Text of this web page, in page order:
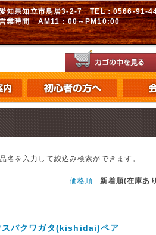
知県知立市鳥居3-2-7 TEL：0566-
業時間 AM11：00～PM10:00
名を入力して絞込み検索ができます。
価格順 新着順(在庫あ
スバクワガタ(kishidai)ペア